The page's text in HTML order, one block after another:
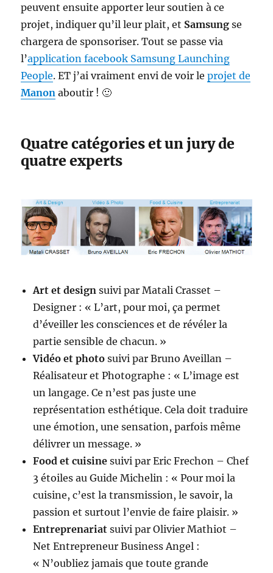
peuvent ensuite apporter leur soutien à ce
projet, indiquer qu’il leur plait, et Samsungse
chargera de sponsoriser. Tout se passe via
l’application facebook Samsung Launching
People. ET j’ai vraiment envi de voir leprojet de
Manon aboutir ! 🙂
Quatre catégories et un jury de
quatre experts
Art et design suivi par Matali Crasset –
Designer : « L’art, pour moi, ça permet
d’éveiller les consciences et de révéler la
partie sensible de chacun. »
Vidéo et photo suivi par Bruno Aveillan –
Réalisateur et Photographe : « L’image est
un langage. Ce n’est pas juste une
représentation esthétique. Cela doit traduire
une émotion, une sensation, parfois même
délivrer un message. »
Food et cuisine suivi par Eric Frechon – Chef
3 étoiles au Guide Michelin : « Pour moi la
cuisine, c’est la transmission, le savoir, la
passion et surtout l’envie de faire plaisir. »
Entreprenariat suivi par Olivier Mathiot –
Net Entrepreneur Business Angel :
« N’oubliez jamais que toute grande